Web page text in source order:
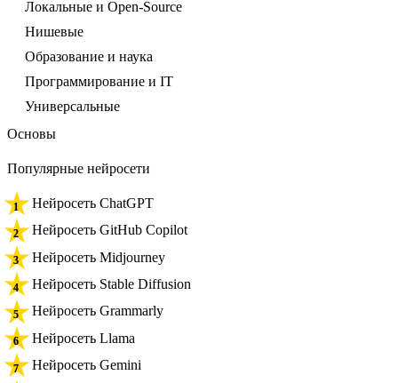
Локальные и Open-Source
Нишевые
Образование и наука
Программирование и IT
Универсальные
Основы
Популярные нейросети
Нейросеть ChatGPT
Нейросеть GitHub Copilot
Нейросеть Midjourney
Нейросеть Stable Diffusion
Нейросеть Grammarly
Нейросеть Llama
Нейросеть Gemini